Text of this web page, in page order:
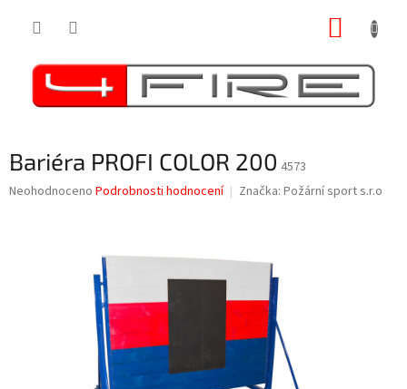
Bariéra PROFI COLOR 200 4573
Průměrné
Neohodnoceno Podrobnosti hodnocení Značka: Požární sport s.r.o